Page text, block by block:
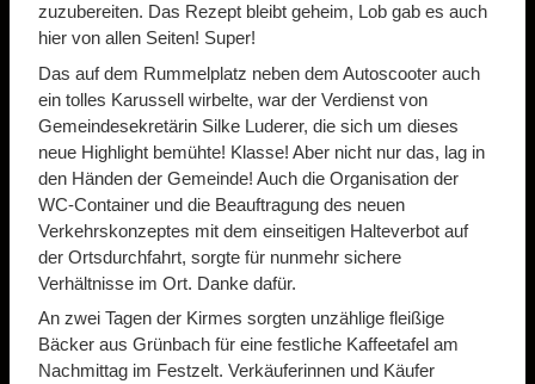
zuzubereiten. Das Rezept bleibt geheim, Lob gab es auch
hier von allen Seiten! Super!
Das auf dem Rummelplatz neben dem Autoscooter auch
ein tolles Karussell wirbelte, war der Verdienst von
Gemeindesekretärin Silke Luderer, die sich um dieses
neue Highlight bemühte! Klasse! Aber nicht nur das, lag in
den Händen der Gemeinde! Auch die Organisation der
WC-Container und die Beauftragung des neuen
Verkehrskonzeptes mit dem einseitigen Halteverbot auf
der Ortsdurchfahrt, sorgte für nunmehr sichere
Verhältnisse im Ort. Danke dafür.
An zwei Tagen der Kirmes sorgten unzählige fleißige
Bäcker aus Grünbach für eine festliche Kaffeetafel am
Nachmittag im Festzelt. Verkäuferinnen und Käufer